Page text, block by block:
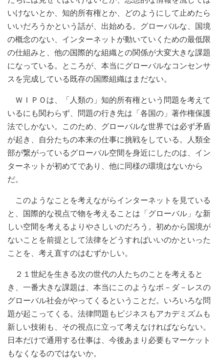
いけないとか、知的所有権とか、どのようにして止めたら
いいだろうかという話が、出始める。グローバルな、国境
の概念のない、インターネットが動いていくための最低限
の仕組みと、他の国際的な組織との関係が大変大きな課題
になっている。ところが、本当にグローバルなコンセンサ
スを完成している既存の国際組織はまだない。
ＷＩＰＯは、「人類の」知的所有権という問題を考えて
いるにも関わらず、問題の行き先は「各国の」著作権保護
法でしかない。このため、グローバルな世界では必ず矛盾
が起き、自分たちの本来の仕事に挑戦をしている。人類全
部が繋がっているグローバル空間を身近にしたのは、イン
ターネットが初めてであり、他に同様の環境はないから
だ。
このようなことを考えながらインターネットを見ている
と、国際的な視点で物を考えることは「グローバル」な新
しい空間を考えるよりやさしいのだろう。初めから国境が
ないことを前提として法律をどうすればいいのかといった
ことを、考え直すのはむずかしい。
２１世紀を生きる次の世代の人たちのことを考えると
き、一番大きな課題は、本当にこのようなボ－ダ－レスの
グローバル社会がやってくるということだ。いろいろな問
題が起こってくる。法律問題もビジネスもアカデミズムも
新しい技術も、その視点に立って考えなければならない。
日本だけで通用する仕事は、今後あまり必要もマーケット
もなくなるのではないか。